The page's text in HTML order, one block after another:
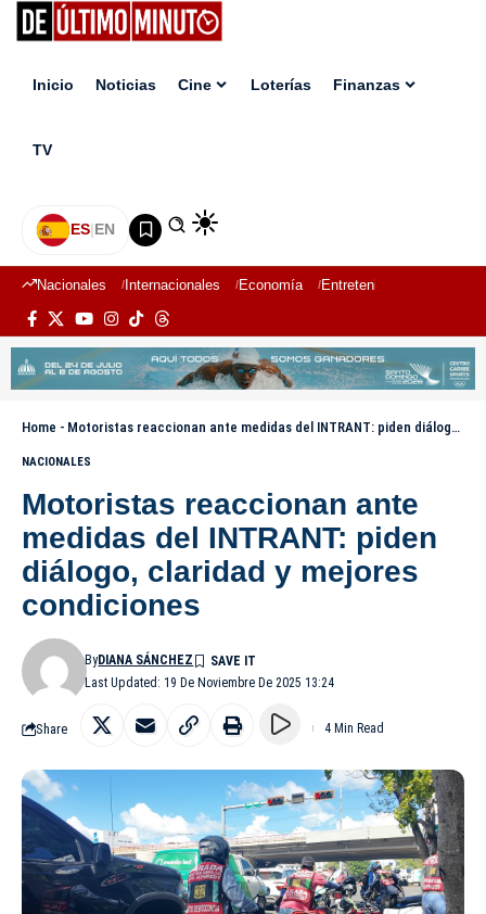
Inicio Noticias Cine Loterías Finanzas
TV
ES|EN
Nacionales Internacionales Economía Entretenimiento
Home - Motoristas reaccionan ante medidas del INTRANT: piden diálogo, claridad y mejores condiciones
NACIONALES
Motoristas reaccionan ante
medidas del INTRANT: piden
diálogo, claridad y mejores
condiciones
Last Updated: 19 De Noviembre De 2025 13:24
ByDIANA SÁNCHEZ
Share 4 Min Read